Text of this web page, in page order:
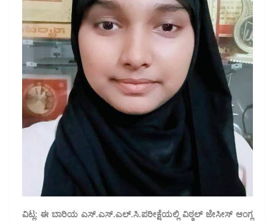
ವಿಟ್ಲ: ಈ ಬಾರಿಯ ಎಸ್.ಎಸ್.ಎಲ್.ಸಿ.ಪರೀಕ್ಷೆಯಲ್ಲಿ ವಿಠ್ಠಲ್ ಜೇಸೀಸ್ ಆಂಗ್ಲ